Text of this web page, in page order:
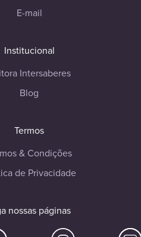
E-mail
Institucional
Intersaberes
Blog
Termos
& Condições
de Privacidade
nossas páginas